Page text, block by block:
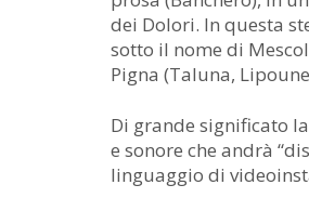
dei Dolori. In questa
sotto il nome di
Pigna (Taluna,
Di grande significato
e sonore che andrà
linguaggio di